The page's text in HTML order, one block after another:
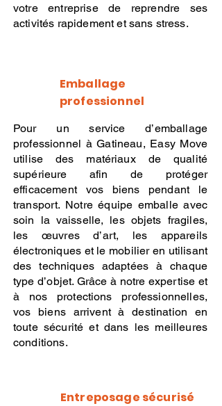
votre entreprise de reprendre ses
activités rapidement et sans stress.
Emballage
professionnel
Pour un service d’emballage
professionnel à Gatineau, Easy Move
utilise des matériaux de qualité
supérieure afin de protéger
efficacement vos biens pendant le
transport. Notre équipe emballe avec
soin la vaisselle, les objets fragiles,
les œuvres d’art, les appareils
électroniques et le mobilier en utilisant
des techniques adaptées à chaque
type d’objet. Grâce à notre expertise et
à nos protections professionnelles,
vos biens arrivent à destination en
toute sécurité et dans les meilleures
conditions.
Entreposage sécurisé